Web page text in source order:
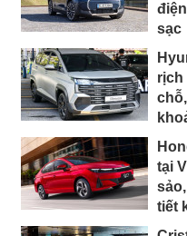
sạc
rịch
tại
tiết